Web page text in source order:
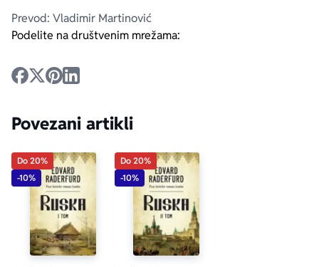
Prevod: Vladimir Martinović
Podelite na društvenim mrežama:
Povezani artikli
Do 20%
-10%
Do 20%
-10%